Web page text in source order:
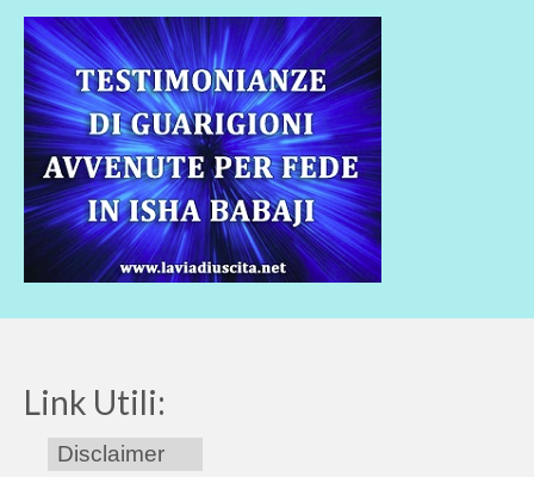
Link Utili:
Disclaimer